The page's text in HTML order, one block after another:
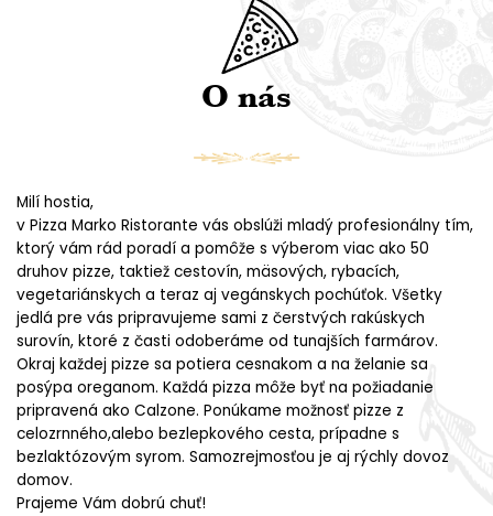
O nás
Milí hostia,
v Pizza Marko Ristorante vás obslúži mladý profesionálny tím,
ktorý vám rád poradí a pomôže s výberom viac ako 50
druhov pizze, taktiež cestovín, mäsových, rybacích,
vegetariánskych a teraz aj vegánskych pochúťok. Všetky
jedlá pre vás pripravujeme sami z čerstvých rakúskych
surovín, ktoré z časti odoberáme od tunajších farmárov.
Okraj každej pizze sa potiera cesnakom a na želanie sa
posýpa oreganom. Každá pizza môže byť na požiadanie
pripravená ako Calzone. Ponúkame možnosť pizze z
celozrnného,alebo bezlepkového cesta, prípadne s
bezlaktózovým syrom. Samozrejmosťou je aj rýchly dovoz
domov.
Prajeme Vám dobrú chuť!